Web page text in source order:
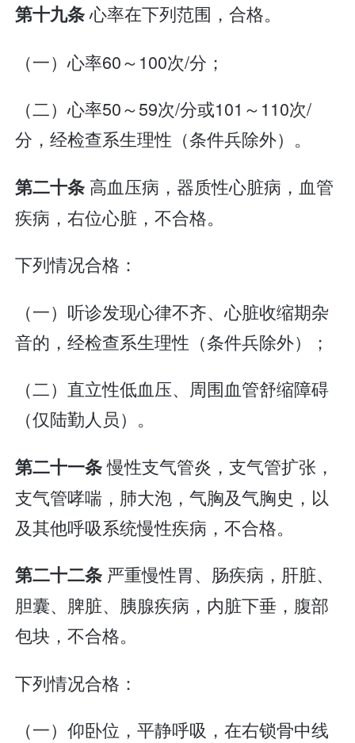
第十九条心率在下列范围，合格。
（一）心率60～100次/分；
（二）心率50～59次/分或101～110次/
分，经检查系生理性（条件兵除外）。
第二十条 高血压病，器质性心脏病，血管
疾病，右位心脏，不合格。
下列情况合格：
（一）听诊发现心律不齐、心脏收缩期杂
音的，经检查系生理性（条件兵除外）；
（二）直立性低血压、周围血管舒缩障碍
（仅陆勤人员）。
第二十一条慢性支气管炎，支气管扩张，
支气管哮喘，肺大泡，气胸及气胸史，以
及其他呼吸系统慢性疾病，不合格。
第二十二条 严重慢性胃、肠疾病，肝脏、
胆囊、脾脏、胰腺疾病，内脏下垂，腹部
包块，不合格。
下列情况合格：
（一）仰卧位，平静呼吸，在右锁骨中线